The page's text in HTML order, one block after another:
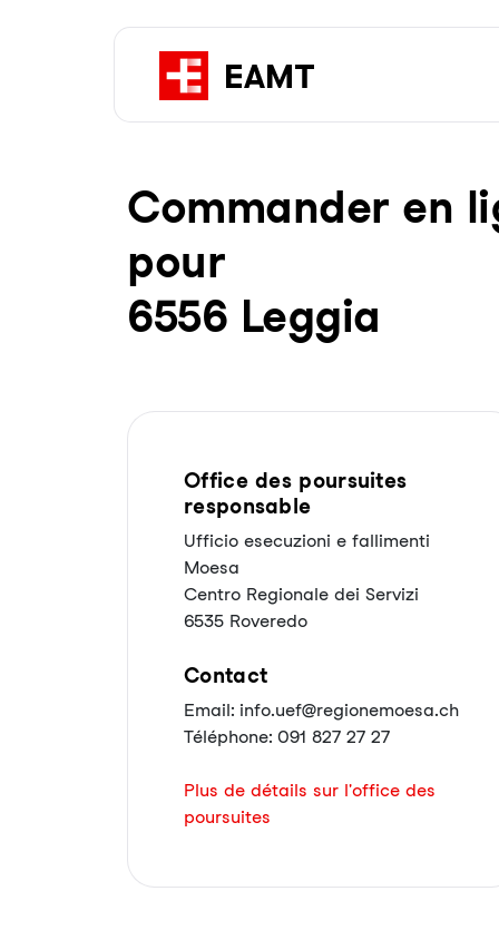
Com­man­der en
pour
6556 Leggia
Office des poursuites
responsable
Ufficio esecuzioni e fallimenti
Moesa
Centro Regionale dei Servizi
6535 Roveredo
Contact
Email: info.uef@regionemoesa.ch
Téléphone: 091 827 27 27
Plus de détails sur l'office des
poursuites